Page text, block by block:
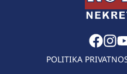
POLITIKA